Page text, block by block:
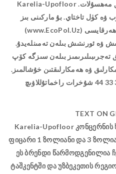
Karelia-Upofloor كۆڭۈل بۆلىدىغان ئەرزان باھالىق مەھسۇلات.
ۋە 3 بەلۋاغ دۇب ۋە كۈل تاختاي. بۇ ماركىنى بىز
(www.EcoPol.Uz) تاشكەنت ۋە ئۆزبېكىستاننىڭ ھەرقايسى
ۋە ئورنىتىش بىلەن تەمىنلەيدۇ.
تەجرىبىلىرىمىز بىلەن سىزگە كۆپ
ۋە ھەمكارلىقتىن خۇشالمىز.
TEXT ON
Karelia-Upofloor კონცერნის
ფიცარი 1 ზოლიანი და 3
ეს ბრენდი წარმოდგენილია
ტაშკენტში და უზბეკეთის